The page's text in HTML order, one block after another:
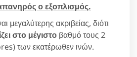
ο εξοπλισμός.
μεγαλύτερης ακριβείας, διότι
στο μέγιστο βαθμό τους 2
των εκατέρωθεν ινών.